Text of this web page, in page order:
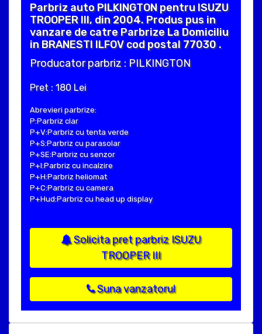
Parbriz auto PILKINGTON pentru ISUZU
TROOPER III, din 2004. Produs pus in
vanzare de catre Parbrize La Domiciliu
in BRANESTI ILFOV cod postal 77030 .
Producator parbriz : PILKINGTON
Pret : 180 Lei
Abrevieri parbrize:
P:Parbriz clar
P+V:Parbriz cu tenta verde
P+S:Parbriz cu parasolar
P+SE:Parbriz cu senzor
P+I:Parbriz cu incalzire
P+H:Parbriz heliomat
P+C:Parbriz cu camera
P+Hud:Parbriz cu head up display
Solicita pret parbriz ISUZU
TROOPER III
Suna vanzatorul